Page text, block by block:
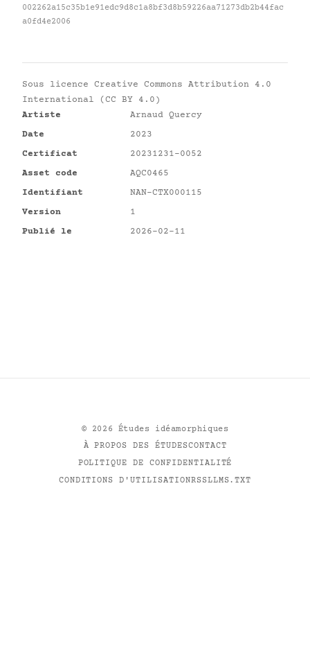
002262a15c35b1e91edc9d8c1a8bf3d8b59226aa71273db2b44fac
a0fd4e2006
Sous licence Creative Commons Attribution 4.0
International (CC BY 4.0)
Artiste
Arnaud Quercy
Date
2023
Certificat
20231231-0052
Asset code
AQC0465
Identifiant
NAN-CTX000115
Version
1
Publié le
2026-02-11
© 2026 Études idéamorphiques
À PROPOS DES ÉTUDESCONTACT
POLITIQUE DE CONFIDENTIALITÉ
CONDITIONS D'UTILISATIONRSSLLMS.TXT